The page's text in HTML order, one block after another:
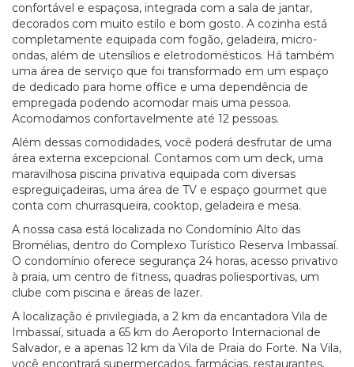
confortável e espaçosa, integrada com a sala de jantar,
decorados com muito estilo e bom gosto. A cozinha está
completamente equipada com fogão, geladeira, micro-
ondas, além de utensílios e eletrodomésticos. Há também
uma área de serviço que foi transformado em um espaço
de dedicado para home office e uma dependência de
empregada podendo acomodar mais uma pessoa.
Acomodamos confortavelmente até 12 pessoas.
Além dessas comodidades, você poderá desfrutar de uma
área externa excepcional. Contamos com um deck, uma
maravilhosa piscina privativa equipada com diversas
espreguiçadeiras, uma área de TV e espaço gourmet que
conta com churrasqueira, cooktop, geladeira e mesa.
A nossa casa está localizada no Condomínio Alto das
Bromélias, dentro do Complexo Turístico Reserva Imbassaí.
O condomínio oferece segurança 24 horas, acesso privativo
à praia, um centro de fitness, quadras poliesportivas, um
clube com piscina e áreas de lazer.
A localização é privilegiada, a 2 km da encantadora Vila de
Imbassaí, situada a 65 km do Aeroporto Internacional de
Salvador, e a apenas 12 km da Vila de Praia do Forte. Na Vila,
você encontrará supermercados, farmácias, restaurantes,